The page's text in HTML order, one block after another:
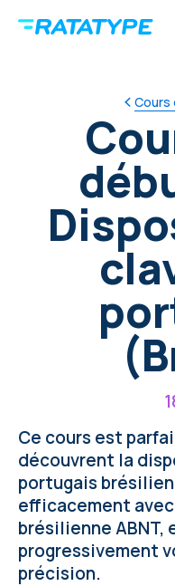
Cours
Ce cours est
découvrent la
portugais
efficacement
brésilienne ABNT,
progressivement
précision.